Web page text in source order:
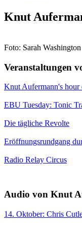
Knut
Foto: Sarah Washington
Veranstaltungen
Knut Aufermann's hour
EBU Tuesday: Tonic
Die tägliche Revolte
Eröffnungsrundgang
Radio Relay Circus
Audio von Knut
14. Oktober: Chris